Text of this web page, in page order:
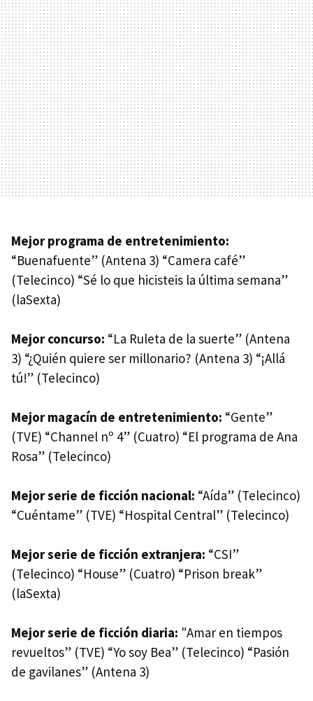
Mejor programa de entretenimiento:
“Buenafuente” (Antena 3) “Camera café”
(Telecinco) “Sé lo que hicisteis la última semana”
(laSexta)
Mejor concurso: “La Ruleta de la suerte” (Antena
3) “¿Quién quiere ser millonario? (Antena 3) “¡Allá
tú!” (Telecinco)
Mejor magacín de entretenimiento: “Gente”
(TVE) “Channel nº 4” (Cuatro) “El programa de Ana
Rosa” (Telecinco)
Mejor serie de ficción nacional: “Aída” (Telecinco)
“Cuéntame” (TVE) “Hospital Central” (Telecinco)
Mejor serie de ficción extranjera: “CSI”
(Telecinco) “House” (Cuatro) “Prison break”
(laSexta)
Mejor serie de ficción diaria: "Amar en tiempos
revueltos” (TVE) “Yo soy Bea” (Telecinco) “Pasión
de gavilanes” (Antena 3)